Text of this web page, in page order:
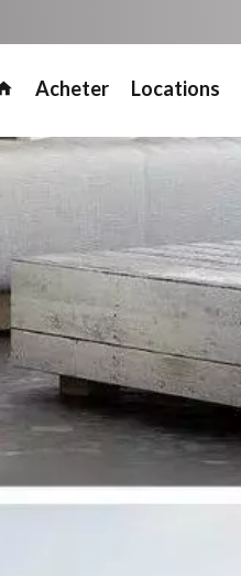
Acheter Locations